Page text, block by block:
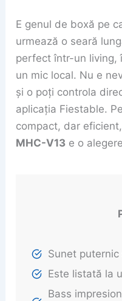
E genul de boxă pe
urmează o seară
perfect într-un living,
un mic local. Nu e
și o poți controla
aplicația Fiestable.
compact, dar
MHC-V13 e o
Sunet
Este listată la
Bass